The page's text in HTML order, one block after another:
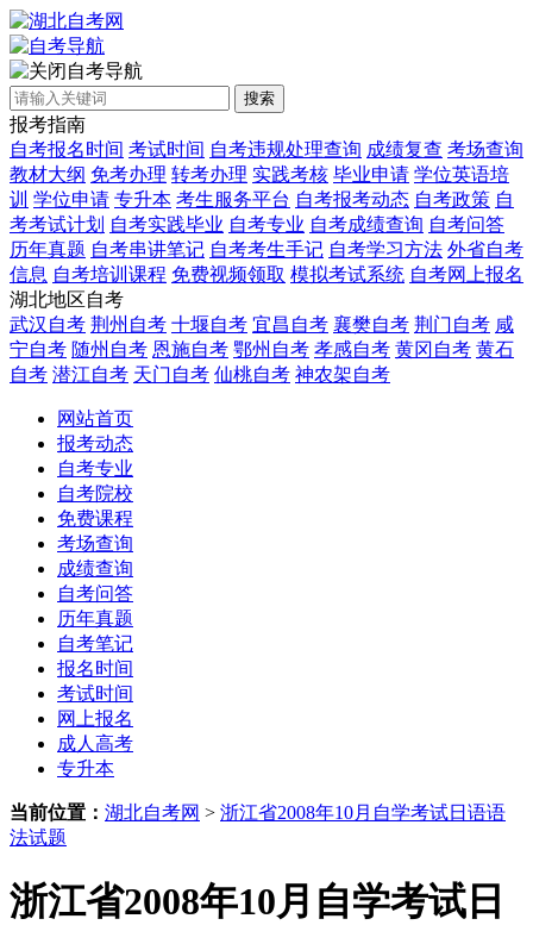
自考导航
搜索
报考指南
自考报名时间 考试时间 自考违规处理查询 成绩复查 考场查询
教材大纲 免考办理 转考办理 实践考核 毕业申请 学位英语培
训 学位申请 专升本 考生服务平台 自考报考动态 自考政策 自
考考试计划 自考实践毕业 自考专业 自考成绩查询 自考问答
历年真题 自考串讲笔记 自考考生手记 自考学习方法 外省自考
信息 自考培训课程 免费视频领取 模拟考试系统 自考网上报名
湖北地区自考
武汉自考 荆州自考 十堰自考 宜昌自考 襄樊自考 荆门自考 咸
宁自考 随州自考 恩施自考 鄂州自考 孝感自考 黄冈自考 黄石
自考 潜江自考 天门自考 仙桃自考 神农架自考
网站首页
报考动态
自考专业
自考院校
免费课程
考场查询
成绩查询
自考问答
历年真题
自考笔记
报名时间
考试时间
网上报名
成人高考
专升本
当前位置： 湖北自考网 > 浙江省2008年10月自学考试日语语
法试题
浙江省2008年10月自学考试日